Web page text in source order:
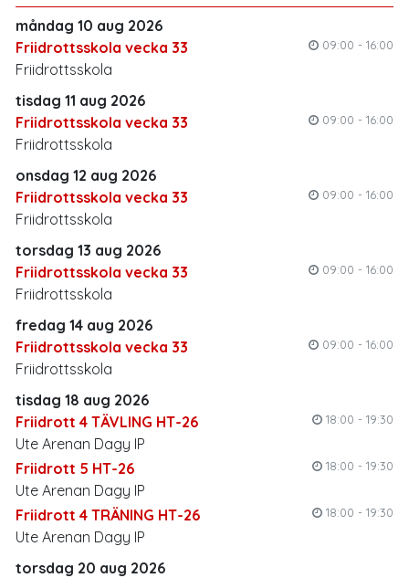
måndag 10 aug 2026
Friidrottsskola vecka 33
09:00 - 16:00
Friidrottsskola
tisdag 11 aug 2026
Friidrottsskola vecka 33
09:00 - 16:00
Friidrottsskola
onsdag 12 aug 2026
Friidrottsskola vecka 33
09:00 - 16:00
Friidrottsskola
torsdag 13 aug 2026
Friidrottsskola vecka 33
09:00 - 16:00
Friidrottsskola
fredag 14 aug 2026
Friidrottsskola vecka 33
09:00 - 16:00
Friidrottsskola
tisdag 18 aug 2026
Friidrott 4 TÄVLING HT-26
18:00 - 19:30
Ute Arenan Dagy IP
Friidrott 5 HT-26
18:00 - 19:30
Ute Arenan Dagy IP
Friidrott 4 TRÄNING HT-26
18:00 - 19:30
Ute Arenan Dagy IP
torsdag 20 aug 2026